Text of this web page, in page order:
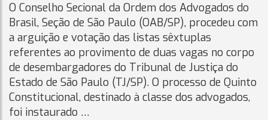
O Conselho Secional da Ordem dos Advogados do
Brasil, Seção de São Paulo (OAB/SP), procedeu com
a arguição e votação das listas sêxtuplas
referentes ao provimento de duas vagas no corpo
de desembargadores do Tribunal de Justiça do
Estado de São Paulo (TJ/SP). O processo de Quinto
Constitucional, destinado à classe dos advogados,
foi instaurado …